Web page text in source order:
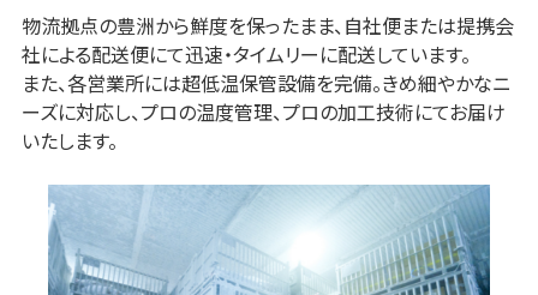
物流拠点の豊洲から鮮度を保ったまま、自社便または提携会
社による配送便にて迅速・タイムリーに配送しています。
また、各営業所には超低温保管設備を完備。きめ細やかなニ
ーズに対応し、プロの温度管理、プロの加工技術にてお届け
いたします。